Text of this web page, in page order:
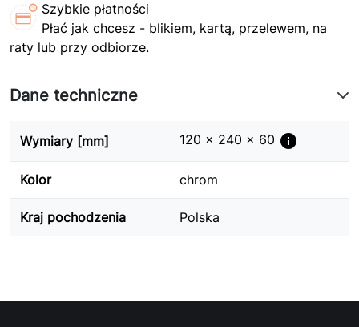
Szybkie płatności
Płać jak chcesz - blikiem, kartą, przelewem, na
raty lub przy odbiorze.
Dane techniczne
Wymiary [mm] 120 x 240 x 60 info
Kolor chrom
Kraj pochodzenia Polska